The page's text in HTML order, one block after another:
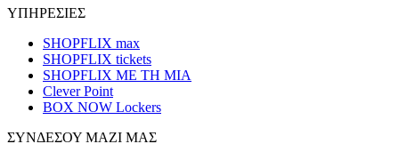
ΥΠΗΡΕΣΙΕΣ
SHOPFLIX max
SHOPFLIX tickets
SHOPFLIX ΜΕ ΤΗ ΜΙΑ
Clever Point
BOX NOW Lockers
ΣΥΝΔΕΣΟΥ ΜΑΖΙ ΜΑΣ